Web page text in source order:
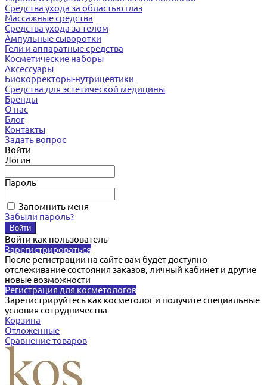
Средства ухода за областью глаз
Массажные средства
Средства ухода за телом
Ампульные сыворотки
Гели и аппаратные средства
Косметические наборы
Аксессуары
Биокорректоры-нутрицевтики
Средства для эстетической медицины
Бренды
О нас
Блог
Контакты
Задать вопрос
Войти
Логин
Пароль
Запомнить меня
Забыли пароль?
Войти как пользователь
Зарегистрироваться
После регистрации на сайте вам будет доступно
отслеживание состояния заказов, личный кабинет и другие
новые возможности
Регистрация для косметологов
Зарегистрируйтесь как косметолог и получите специальные
условия сотрудничества
Корзина
Отложенные
Сравнение товаров